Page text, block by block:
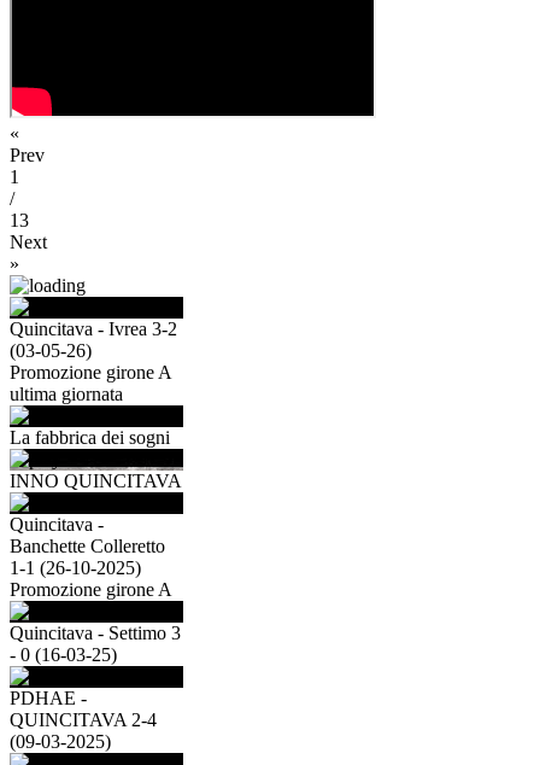
«
Prev
1
/
13
Next
»
Quincitava - Ivrea 3-2
(03-05-26)
Promozione girone A
ultima giornata
La fabbrica dei sogni
INNO QUINCITAVA
Quincitava -
Banchette Colleretto
1-1 (26-10-2025)
Promozione girone A
Quincitava - Settimo 3
- 0 (16-03-25)
PDHAE -
QUINCITAVA 2-4
(09-03-2025)